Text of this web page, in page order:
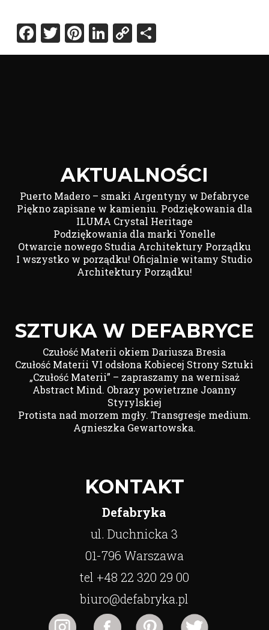
Facebook
Twitter
Pinterest
LinkedIn
Copy
Link
Share
AKTUALNOŚCI
Puerto Madero – smaki Argentyny w Defabryce
Piękno zapisane w kamieniu. Podziękowania dla
ILUMA Crystal Heritage
Podziękowania dla marki Yonelle
Otwarcie nowego Studia Architektury Porządku
I wszystko w porządku! Oficjalnie witamy Studio
Architektury Porządku!
SZTUKA W DEFABRYCE
Czułość Materii okiem Dariusza Bresia
Czułość Materii VI odsłona Kobiecej Strony Sztuki
„Czułość Materii” – zapraszamy na wernisaż
Abstract Mind. Obrazy powietrzne Joanny
Styrylskiej
Protista nad morzem mgły. Transgresje medium.
Agnieszka Gewartowska.
KONTAKT
Defabryka
ul. Duchnicka 3
01-796 Warszawa
tel +48 22 320 29 00
biuro@defabryka.pl